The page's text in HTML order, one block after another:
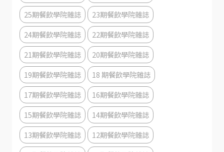
25期餐飲學院雜誌
23期餐飲學院雜誌
24期餐飲學院雜誌
22期餐飲學院雜誌
21期餐飲學院雜誌
20期餐飲學院雜誌
19期餐飲學院雜誌
18 期餐飲學院雜誌
17期餐飲學院雜誌
16期餐飲學院雜誌
15期餐飲學院雜誌
14期餐飲學院雜誌
13期餐飲學院雜誌
12期餐飲學院雜誌